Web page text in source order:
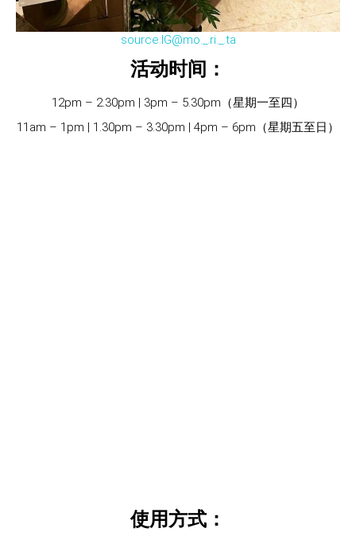
source:IG@mo._.ri._.ta
活动时间：
12pm – 2.30pm | 3pm – 5.30pm（星期一至四）
11am – 1pm | 1.30pm – 3.30pm | 4pm – 6pm（星期五至日）
使用方式：